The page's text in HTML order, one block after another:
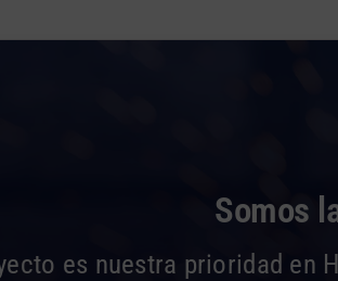
Somos
es nuestra prioridad en